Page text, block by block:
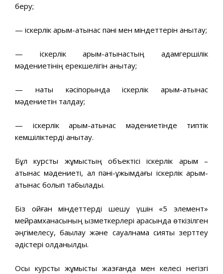
беру;
— іскерлік қарым-қатынас пәні мен міндеттерін анықтау;
— іскерлік қарым-қатынастың адамгершілік
мәдениетінің ерекшелігін анықтау;
— нақты кәсіпорында іскерлік қарым-қатынас
мәдениетін талдау;
— іскерлік қарым-қатынас мәдениетінде типтік
кемшіліктерді анықтау.
Бұл курстық жұмыстың объектісі іскерлік қарым –
қатынас мәдениеті, ал пәні-ұжымдағы іскерлік қарым-
қатынас болып табылады.
Біз қойған міндеттерді шешу үшін «5 элемент»
мейрамханасының қызметкерлері арасында өткізілген
әңгімелесу, бақылау және сауалнама сияқты зерттеу
әдістері қолданылды.
Осы курстық жұмысты жазғанда мен келесі негізгі